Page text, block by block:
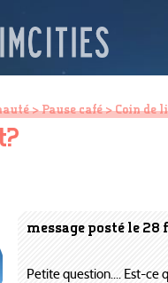
>Pause café>Coin de
message posté le 28
Petite question.... Est-ce